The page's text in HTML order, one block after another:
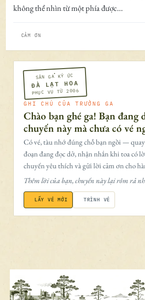
không thể nhìn từ một phía được...
CẢM ƠN
SÂN GA KÝ ỨC
ĐÀ LẠT HOA
PHỤC VỤ TỪ 2006
GHI CHÚ CỦA TRƯỞNG GA
Chào bạn ghé ga! Bạn đang
chuyến này mà chưa có vé
Có vé, tàu nhớ đúng chỗ bạn ngồi —
đoạn đang đọc dở, nhận nhắn khi toa có
chuyến yêu thích và gửi lời cảm ơn cho
Thêm lời của bạn, chuyến này lại rôm rả
LẤY VÉ MỚI TRÌNH VÉ